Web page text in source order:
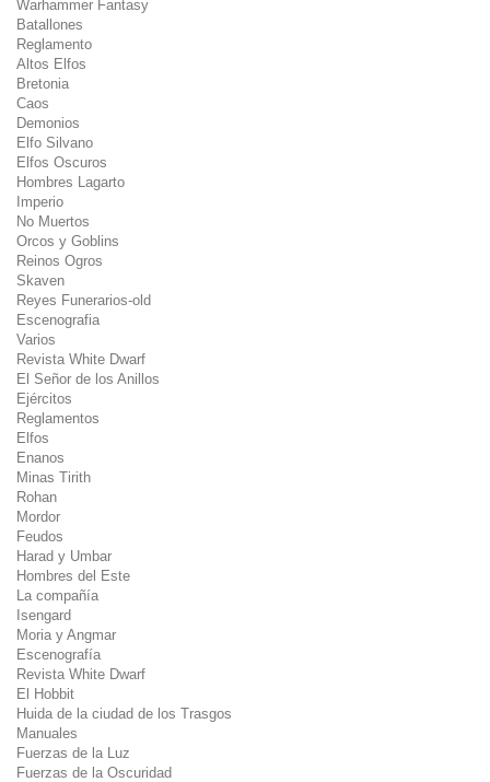
Warhammer Fantasy
Batallones
Reglamento
Altos Elfos
Bretonia
Caos
Demonios
Elfo Silvano
Elfos Oscuros
Hombres Lagarto
Imperio
No Muertos
Orcos y Goblins
Reinos Ogros
Skaven
Reyes Funerarios-old
Escenografia
Varios
Revista White Dwarf
El Señor de los Anillos
Ejércitos
Reglamentos
Elfos
Enanos
Minas Tirith
Rohan
Mordor
Feudos
Harad y Umbar
Hombres del Este
La compañía
Isengard
Moria y Angmar
Escenografía
Revista White Dwarf
El Hobbit
Huida de la ciudad de los Trasgos
Manuales
Fuerzas de la Luz
Fuerzas de la Oscuridad